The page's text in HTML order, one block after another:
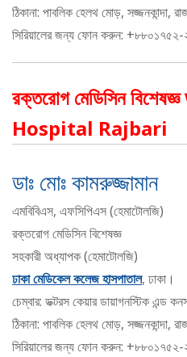
ঠিকানা: পাবলিক হেলথ মোড়, সজ্জনকান্দা,
সিরিয়ালের জন্য ফোন করুন:
রক্তরোগ মেডিসিন
Hospital Rajbari
ডাঃ মোঃ কামরুজ্জামান
এমবিবিএস, এফসিপিএস (হেমাটোলজি)
রক্তরোগ মেডিসিন বিশেষজ্ঞ
সহকারী অধ্যাপক (হেমাটোলজি)
ঢাকা মেডিকেল কলেজ হাসপাতাল, ঢাকা।
চেম্বার: ডক্টরস কেয়ার ডায়াগনস্টিক এন্ড
ঠিকানা: পাবলিক হেলথ মোড়, সজ্জনকান্দা,
সিরিয়ালের জন্য ফোন করুন: